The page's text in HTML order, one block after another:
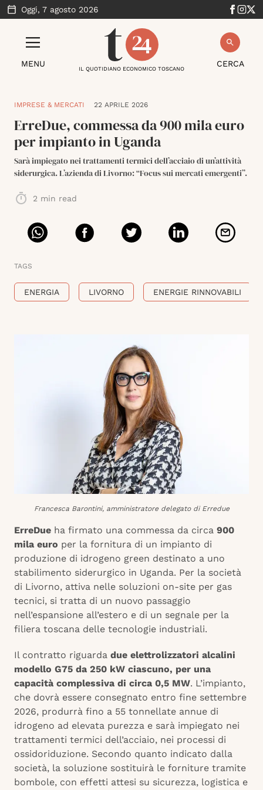
Oggi, 7 agosto 2026
MENU CERCA
IL QUOTIDIANO ECONOMICO TOSCANO
IMPRESE & MERCATI 22 APRILE 2026
ErreDue, commessa da 900 mila euro
per impianto in Uganda
Sarà impiegato nei trattamenti termici dell’acciaio di un’attività
siderurgica. L’azienda di Livorno: “Focus sui mercati emergenti”.
2 min read
TAGS
ENERGIA LIVORNO ENERGIE RINNOVABILI
Francesca Barontini, amministratore delegato di Erredue
ErreDue ha firmato una commessa da circa 900
mila euro per la fornitura di un impianto di
produzione di idrogeno green destinato a uno
stabilimento siderurgico in Uganda. Per la società
di Livorno, attiva nelle soluzioni on-site per gas
tecnici, si tratta di un nuovo passaggio
nell’espansione all’estero e di un segnale per la
filiera toscana delle tecnologie industriali.
Il contratto riguarda due elettrolizzatori alcalini
modello G75 da 250 kW ciascuno, per una
capacità complessiva di circa 0,5 MW. L’impianto,
che dovrà essere consegnato entro fine settembre
2026, produrrà fino a 55 tonnellate annue di
idrogeno ad elevata purezza e sarà impiegato nei
trattamenti termici dell’acciaio, nei processi di
ossidoriduzione. Secondo quanto indicato dalla
società, la soluzione sostituirà le forniture tramite
bombole, con effetti attesi su sicurezza, logistica e